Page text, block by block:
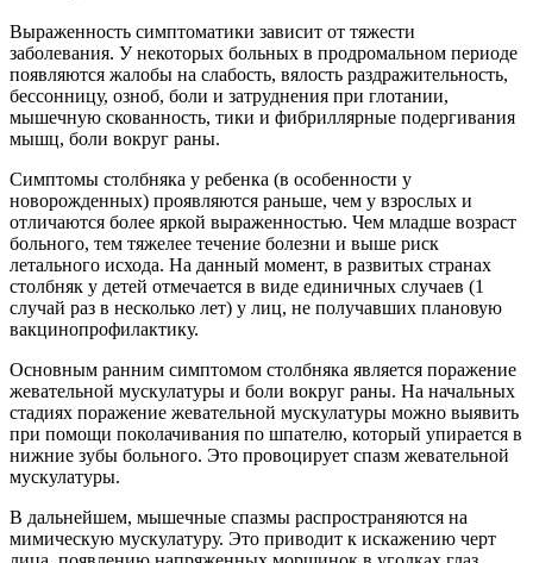
Выраженность симптоматики зависит от тяжести
заболевания. У некоторых больных в продромальном периоде
появляются жалобы на слабость, вялость раздражительность,
бессонницу, озноб, боли и затруднения при глотании,
мышечную скованность, тики и фибриллярные подергивания
мышц, боли вокруг раны.
Симптомы столбняка у ребенка (в особенности у
новорожденных) проявляются раньше, чем у взрослых и
отличаются более яркой выраженностью. Чем младше возраст
больного, тем тяжелее течение болезни и выше риск
летального исхода. На данный момент, в развитых странах
столбняк у детей отмечается в виде единичных случаев (1
случай раз в несколько лет) у лиц, не получавших плановую
вакцинопрофилактику.
Основным ранним симптомом столбняка является поражение
жевательной мускулатуры и боли вокруг раны. На начальных
стадиях поражение жевательной мускулатуры можно выявить
при помощи поколачивания по шпателю, который упирается в
нижние зубы больного. Это провоцирует спазм жевательной
мускулатуры.
В дальнейшем, мышечные спазмы распространяются на
мимическую мускулатуру. Это приводит к искажению черт